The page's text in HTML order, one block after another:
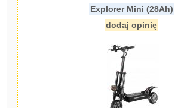
Explorer Mini (28Ah)
dodaj opinię